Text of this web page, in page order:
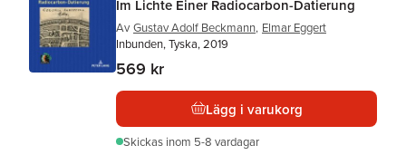
Im Lichte Einer Radiocarbon-Datierung
Av Gustav Adolf Beckmann, Elmar Eggert
Inbunden, Tyska, 2019
569 kr
Lägg i varukorg
Skickas inom 5-8 vardagar